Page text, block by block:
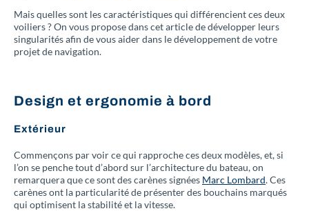
Mais quelles sont les caractéristiques qui différencient ces deux
voiliers ? On vous propose dans cet article de développer leurs
singularités afin de vous aider dans le développement de votre
projet de navigation.
Design et ergonomie à bord
Extérieur
Commençons par voir ce qui rapproche ces deux modèles, et, si
l’on se penche tout d’abord sur l’architecture du bateau, on
remarquera que ce sont des carènes signées Marc Lombard. Ces
carènes ont la particularité de présenter des bouchains marqués
qui optimisent la stabilité et la vitesse.